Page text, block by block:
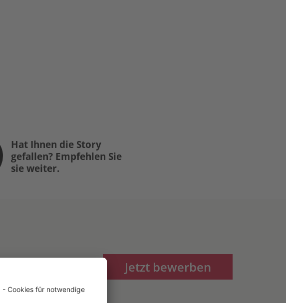
Hat Ihnen die Story
gefallen? Empfehlen Sie
sie weiter.
Jetzt bewerben